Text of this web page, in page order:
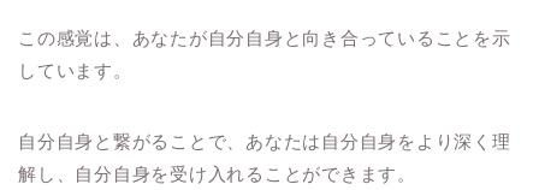
この感覚は、あなたが自分自身と向き合っていることを示
しています。
自分自身と繋がることで、あなたは自分自身をより深く理
解し、自分自身を受け入れることができます。